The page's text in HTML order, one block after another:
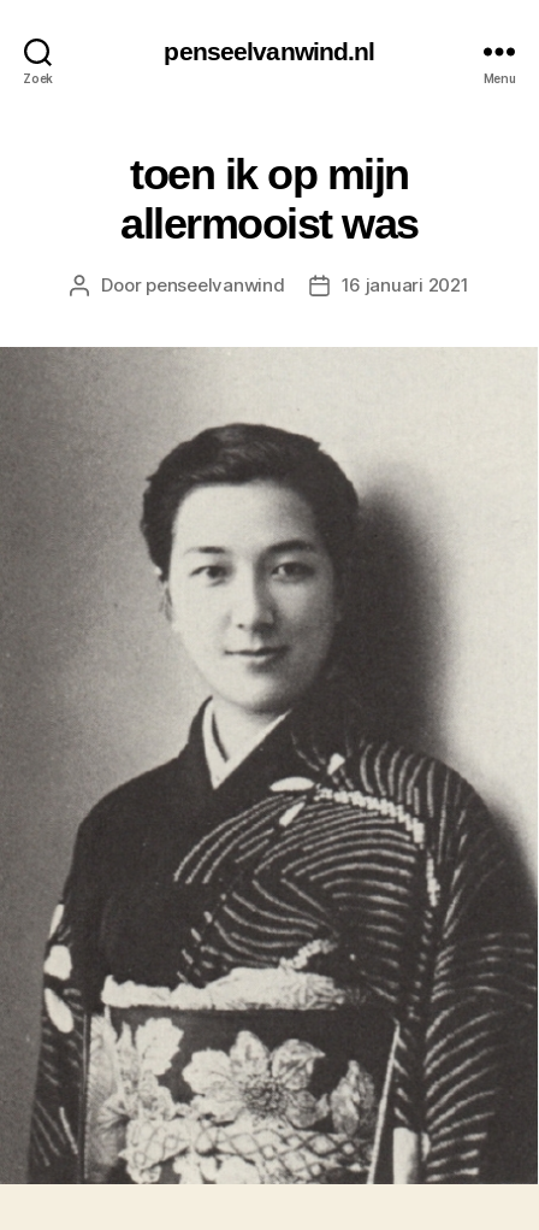
Zoek
penseelvanwind.nl
Menu
toen ik op mijn
allermooist was
Berichtauteur
Door penseelvanwind Berichtdatum
16 januari 2021